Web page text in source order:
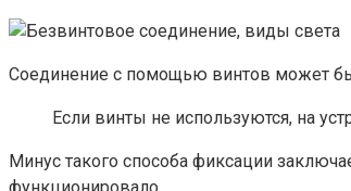
Соединение с помощью винтов может
Если винты не используются, на
Минус такого способа фиксации